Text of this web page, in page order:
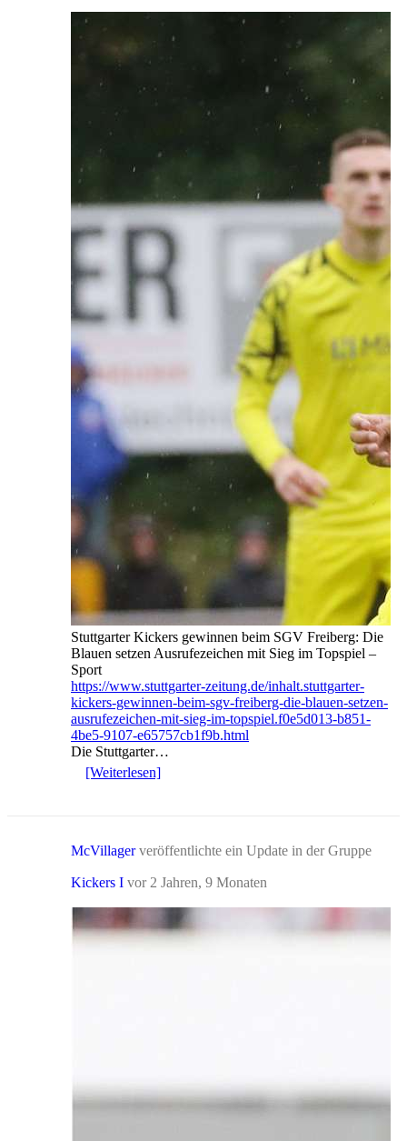
Stuttgarter Kickers gewinnen beim SGV Freiberg: Die
Blauen setzen Ausrufezeichen mit Sieg im Topspiel –
Sport
https://www.stuttgarter-zeitung.de/inhalt.stuttgarter-
kickers-gewinnen-beim-sgv-freiberg-die-blauen-setzen-
ausrufezeichen-mit-sieg-im-topspiel.f0e5d013-b851-
4be5-9107-e65757cb1f9b.html
Die Stuttgarter…
[Weiterlesen]
McVillagerveröffentlichte ein Update in der Gruppe
Kickers I vor 2 Jahren, 9 Monaten